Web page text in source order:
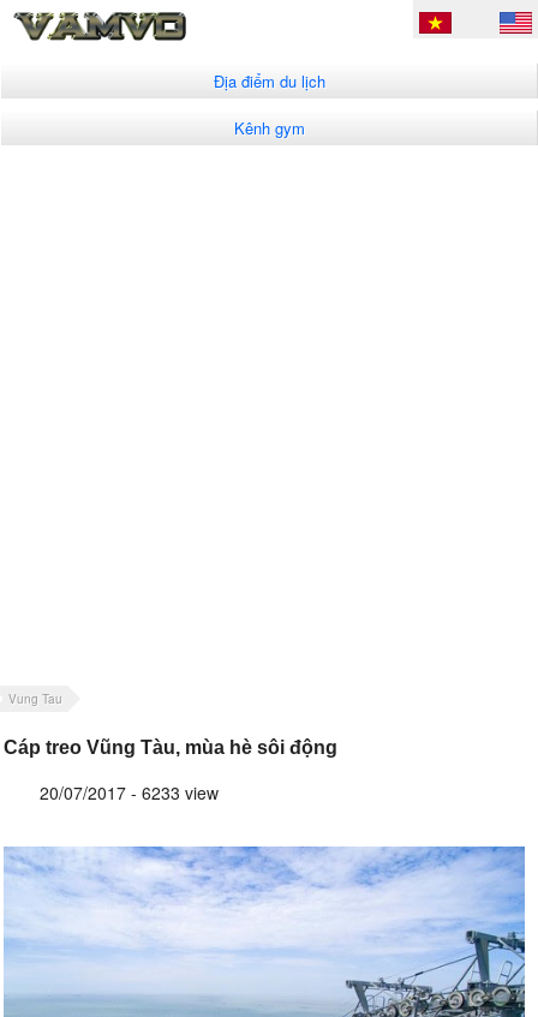
Địa điểm du lịch
Kênh gym
Vung Tau
Cáp treo Vũng Tàu, mùa hè sôi động
20/07/2017 - 6233 view